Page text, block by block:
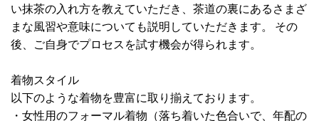
い抹茶の入れ方を教えていただき、茶道の裏にあるさまざ
まな風習や意味についても説明していただきます。 その
後、ご自身でプロセスを試す機会が得られます。
着物スタイル
以下のような着物を豊富に取り揃えております。
・女性用のフォーマル着物（落ち着いた色合いで、年配の